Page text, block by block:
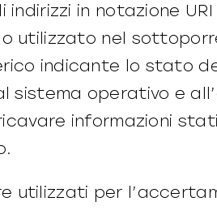
in notazione
utilizzato nel
indicante lo stato
sistema operativo e
informazioni
utilizzati per